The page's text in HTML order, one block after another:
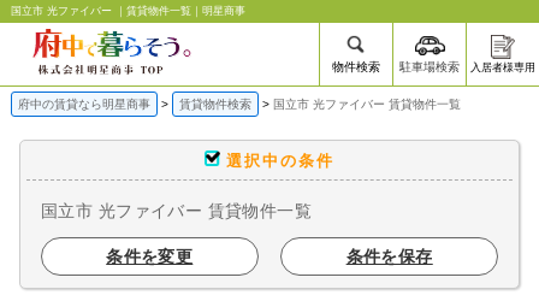
国立市 光ファイバー ｜賃貸物件一覧｜明星商事
物件検索 駐車場検索 入居者様専用
府中の賃貸なら明星商事 賃貸物件検索 国立市 光ファイバー 賃貸物件一覧
選択中の条件
国立市 光ファイバー 賃貸物件一覧
条件を変更 条件を保存